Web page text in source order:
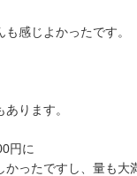
感じよかったです。
ります。
円に
ったですし、量も大